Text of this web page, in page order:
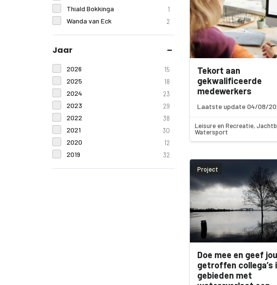
Thiald Bokkinga 1
Wanda van Eck 2
Jaar
2026 15
2025 18
2024 23
2023 29
2022 38
2021 30
2020 12
2019 32
Tekort aan
gekwalificeerde
medewerkers
Laatste update 04/08/
Leisure en Recreatie,
Watersport
Project
Doe mee en geef
getroffen collega’s
gebieden met